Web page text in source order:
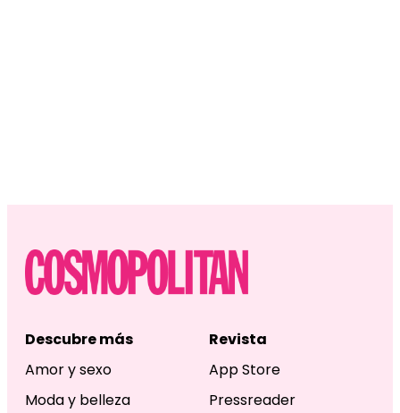
Descubre más
Amor y sexo
Moda y belleza
Revista
App Store
Pressreader